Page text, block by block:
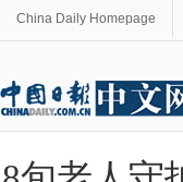
China Daily Homepage